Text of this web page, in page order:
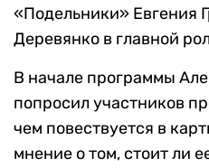
«Подельники» Евгения
Деревянко в главной
В начале программы
попросил участников
чем повествуется в
мнение о том, стоит ли